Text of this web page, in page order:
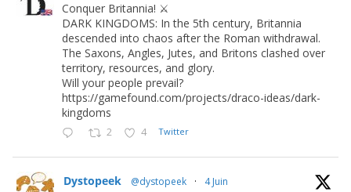
Conquer Britannia! ⚔️
DARK KINGDOMS: In the 5th century, Britannia
descended into chaos after the Roman withdrawal.
The Saxons, Angles, Jutes, and Britons clashed over
territory, resources, and glory.
Will your people prevail?
https://gamefound.com/projects/draco-ideas/dark-
kingdoms
2 4 Twitter
Dystopeek @dystopeek · 4 Juin